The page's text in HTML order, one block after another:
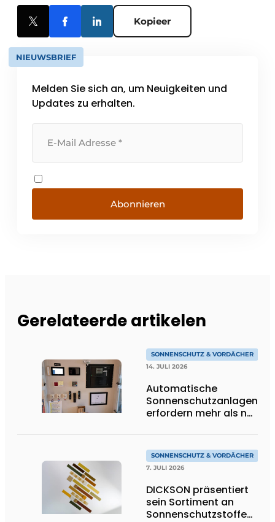
Kopieer
NIEUWSBRIEF
Melden Sie sich an, um Neuigkeiten und
Updates zu erhalten.
Abonnieren
Gerelateerde artikelen
SONNENSCHUTZ & VORDÄCHER
14. JULI 2026
Automatische
Sonnenschutzanlagen
erfordern mehr als nur
SONNENSCHUTZ & VORDÄCHER
7. JULI 2026
DICKSON präsentiert
sein Sortiment an
Sonnenschutzstoffen